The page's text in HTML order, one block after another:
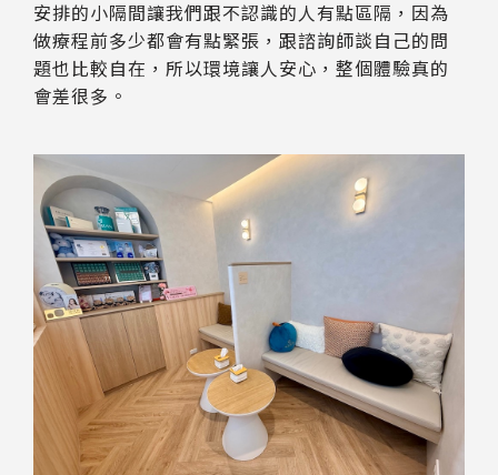
安排的小隔間讓我們跟不認識的人有點區隔，因為
做療程前多少都會有點緊張，跟諮詢師談自己的問
題也比較自在，所以環境讓人安心，整個體驗真的
會差很多。